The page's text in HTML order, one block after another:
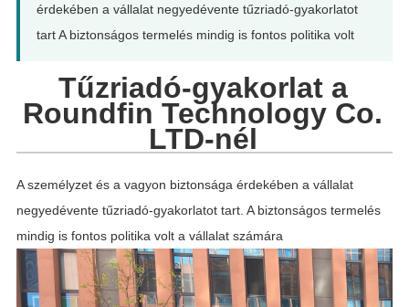
érdekében a vállalat negyedévente tűzriadó-gyakorlatot
tart A biztonságos termelés mindig is fontos politika volt
Tűzriadó-gyakorlat a
Roundfin Technology Co.
LTD-nél
A személyzet és a vagyon biztonsága érdekében a vállalat
negyedévente tűzriadó-gyakorlatot tart. A biztonságos termelés
mindig is fontos politika volt a vállalat számára